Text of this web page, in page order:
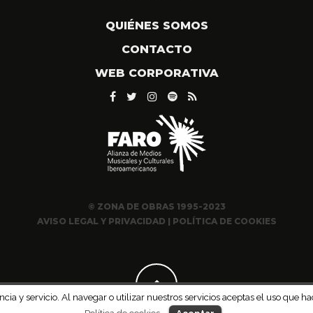
QUIÉNES SOMOS
CONTACTO
WEB CORPORATIVA
© ZONA DE OBRAS 1995-2023
AVISO LEGAL Y PRIVACIDAD | POLÍTICA DE COOKIES
y servicio. Al navegar o utilizar nuestros servicios aceptas el uso que